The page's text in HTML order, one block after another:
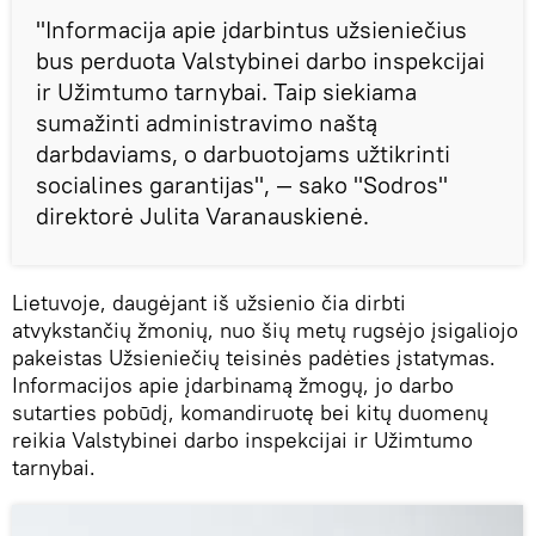
"Informacija apie įdarbintus užsieniečius
bus perduota Valstybinei darbo inspekcijai
ir Užimtumo tarnybai. Taip siekiama
sumažinti administravimo naštą
darbdaviams, o darbuotojams užtikrinti
socialines garantijas", — sako "Sodros"
direktorė Julita Varanauskienė.
Lietuvoje, daugėjant iš užsienio čia dirbti
atvykstančių žmonių, nuo šių metų rugsėjo įsigaliojo
pakeistas Užsieniečių teisinės padėties įstatymas.
Informacijos apie įdarbinamą žmogų, jo darbo
sutarties pobūdį, komandiruotę bei kitų duomenų
reikia Valstybinei darbo inspekcijai ir Užimtumo
tarnybai.